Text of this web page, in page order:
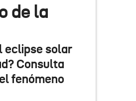
de la
eclipse solar
Consulta
fenómeno